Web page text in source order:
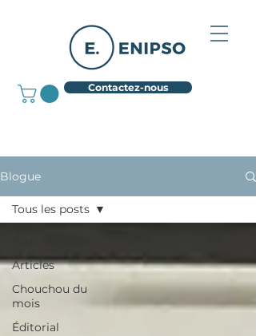
Contactez-nous
Blogue
Articles
Chouchou du
mois
Éditorial
Tous les posts